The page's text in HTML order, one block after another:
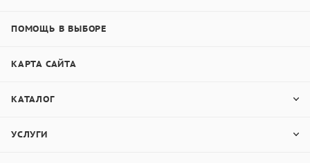
ПОМОЩЬ В ВЫБОРЕ
КАРТА САЙТА
КАТАЛОГ
УСЛУГИ